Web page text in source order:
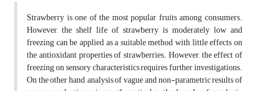
Strawberry is one of the most popular fruits among consumers.
However, the shelf life of strawberry is moderately low and
freezing can be applied as a suitable method with little effects on
the antioxidant properties of strawberries. However, the effect of
freezing on sensory characteristics requires further investigations.
On the other hand, analysis of vague and non-parametric results of